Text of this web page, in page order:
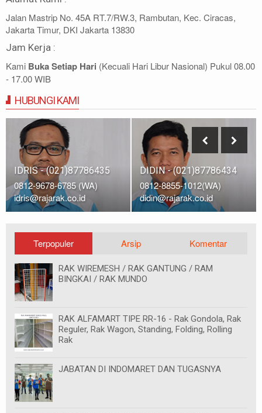
Jalan Mastrip No. 45A RT.7/RW.3, Rambutan, Kec. Ciracas,
Jakarta Timur, DKI Jakarta 13830
Jam Kerja :
Kami Buka Setiap Hari (Kecuali Hari Libur Nasional) Pukul 08.00
- 17.00 WIB
HUBUNGI KAMI
IDRIS - (021)87786435
0812-9678-6785 (WA)
idris@rajarak.co.id
DIDIN - (021)87786434
0812-8855-1012(WA)
didin@rajarak.co.id
Terpopuler Arsip Komentar
RAK WIREMESH / RAK GANTUNG / RAM
BINGKAI / RAK MUNDO
RAK ALFAMART TIPE RR-16 - Rak Gondola, Rak
Reguler, Rak Wagon, Standing, Folding, Rolling
Rak
JABATAN DI INDOMARET DAN TUGASNYA